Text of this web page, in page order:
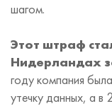
шагом.
Этот штраф
Нидерландах
году компания
утечку данных, а